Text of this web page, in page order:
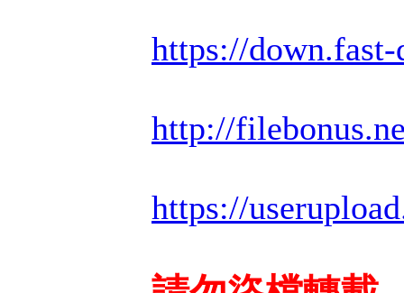
https://
http://
https://